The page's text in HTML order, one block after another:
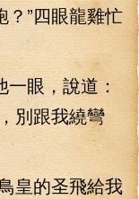
”四眼龍雞忙
眼，說道：
別跟我繞彎
的圣飛給我